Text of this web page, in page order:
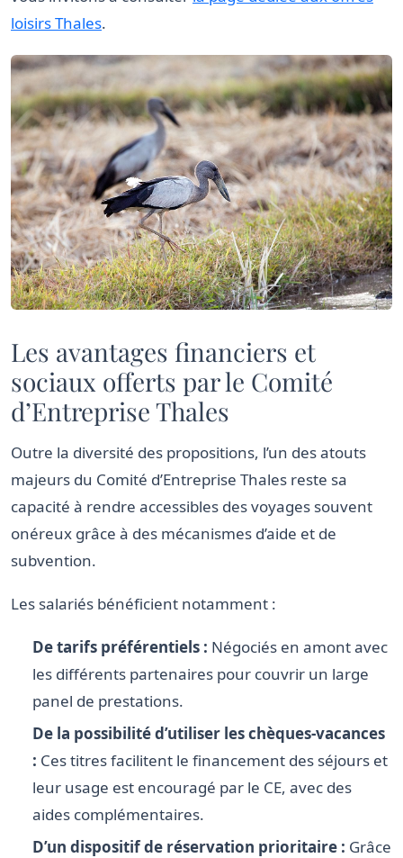
loisirs Thales.
Les avantages financiers et
sociaux offerts par le Comité
d’Entreprise Thales
Outre la diversité des propositions, l’un des atouts
majeurs du Comité d’Entreprise Thales reste sa
capacité à rendre accessibles des voyages souvent
onéreux grâce à des mécanismes d’aide et de
subvention.
Les salariés bénéficient notamment :
De tarifs préférentiels : Négociés en amont avec
les différents partenaires pour couvrir un large
panel de prestations.
De la possibilité d’utiliser les chèques-vacances
: Ces titres facilitent le financement des séjours et
leur usage est encouragé par le CE, avec des
aides complémentaires.
D’un dispositif de réservation prioritaire : Grâce